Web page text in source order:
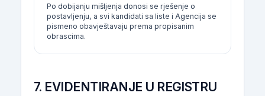
Po dobijanju mišljenja donosi se rješenje o
postavljenju, a svi kandidati sa liste i Agencija se
pismeno obavještavaju prema propisanim
obrascima.
7. EVIDENTIRANJE U REGISTRU